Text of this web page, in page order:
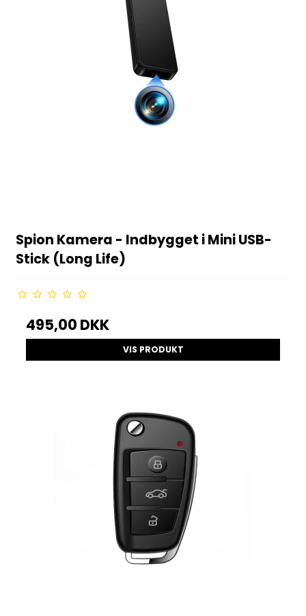
Spion Kamera - Indbygget i Mini USB-
Stick (Long Life)
495,00 DKK
VIS PRODUKT